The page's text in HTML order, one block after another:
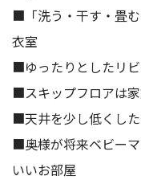
■「洗う・干す・畳
衣室
■ゆったりとしたリ
■スキップフロアは
■天井を少し低くし
■奥様が将来ベビー
いいお部屋